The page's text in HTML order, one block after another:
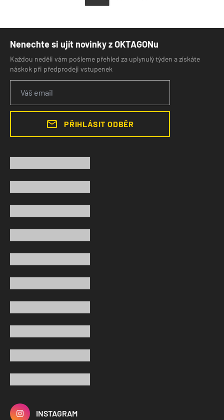
Nenechte si ujít novinky z OKTAGONu
Každou neděli vám pošleme přehled za uplynulý týden a získáte
náskok při předprodeji vstupenek
PŘIHLÁSIT ODBĚR
INSTAGRAM